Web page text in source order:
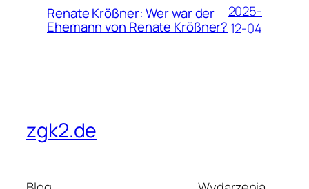
Renate Krößner: Wer war der
Ehemann von Renate Krößner?
2025-
12-04
zgk2.de